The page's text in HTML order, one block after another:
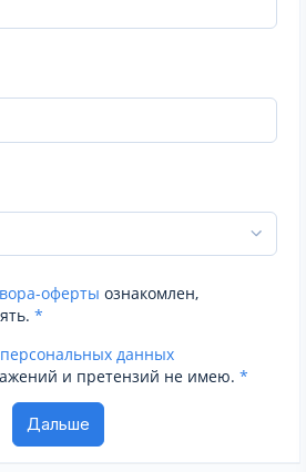
оферты ознакомлен,
*
данных
и претензий не имею. *